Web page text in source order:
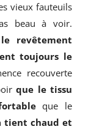
vieux fauteuils
beau à voir.
le revêtement
toujours le
recouverte
que le tissu
que le
tient chaud et